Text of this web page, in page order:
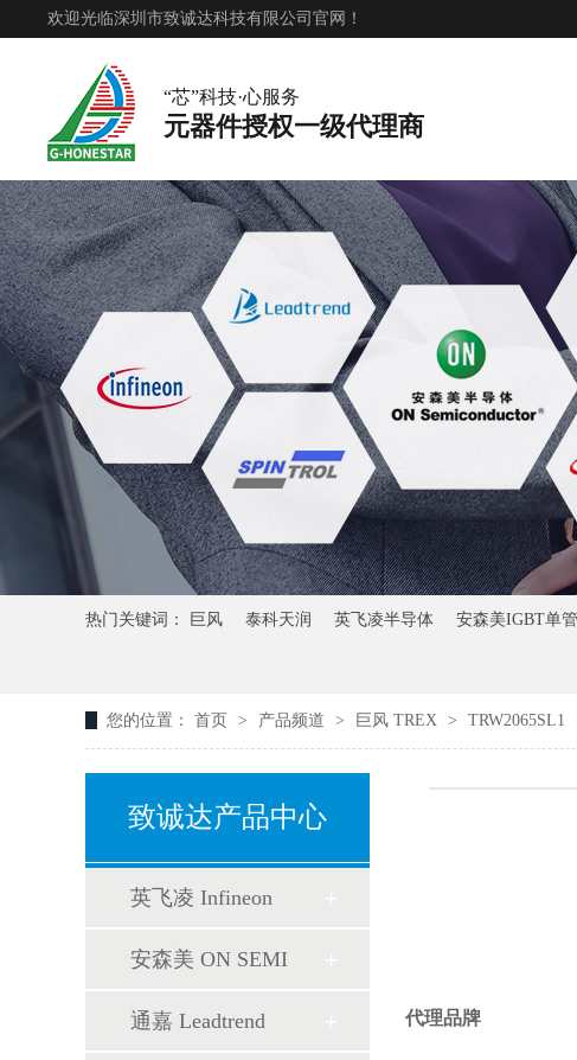
欢迎光临深圳市致诚达科技有限公司官网！
“芯”科技·心服务
元器件授权一级代理商
热门关键词： 巨风 泰科天润 英飞凌半导体 安森美IGBT单管
您的位置： 首页 > 产品频道 > 巨风 TREX > TRW2065SL1
致诚达产品中心
英飞凌 Infineon
安森美 ON SEMI
通嘉 Leadtrend 代理品牌